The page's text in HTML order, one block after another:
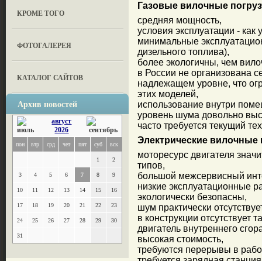
КРОМЕ ТОГО
ФОТОГАЛЕРЕЯ
КАТАЛОГ САЙТОВ
Архив новостей
август
2026
пон втр срд чет пят суб вск
1 2
3 4 5 6 7 8 9
10 11 12 13 14 15 16
17 18 19 20 21 22 23
24 25 26 27 28 29 30
31
Газовые вилочные
средняя мощность,
условия эксплуатации - как
минимальные
дизельного топлива),
более экологичны, чем
в России не организована
надлежащем уровне, что
этих моделей,
использование внутри
уровень шума довольно
часто требуется текущий
Электрические вилочные
моторесурс двигателя
типов,
большой межсервисный
низкие эксплуатационные
экологически безопасны,
шум практически
в конструкции отсутствует
двигатель внутреннего
высокая стоимость,
требуются перерывы в